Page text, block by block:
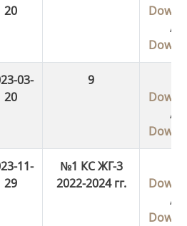
20
/
03-
20
9
/
11-
29
№1 КС ЖГ-3
2022-2024 гг.
/